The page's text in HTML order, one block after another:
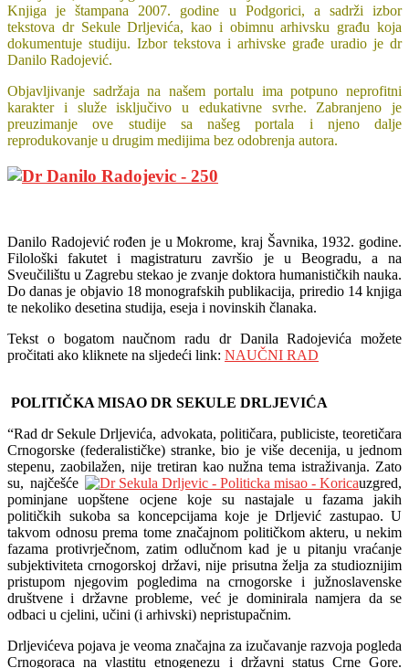
Knjiga je štampana 2007. godine u Podgorici, a sadrži izbor
tekstova dr Sekule Drljevića, kao i obimnu arhivsku građu koja
dokumentuje studiju. Izbor tekstova i arhivske građe uradio je dr
Danilo Radojević.
Objavljivanje sadržaja na našem portalu ima potpuno neprofitni
karakter i služe isključivo u edukativne svrhe. Zabranjeno je
preuzimanje ove studije sa našeg portala i njeno dalje
reprodukovanje u drugim medijima bez odobrenja autora.
Danilo Radojević rođen je u Mokrome, kraj Šavnika, 1932. godine.
Filološki fakutet i magistraturu završio je u Beogradu, a na
Sveučilištu u Zagrebu stekao je zvanje doktora humanističkih nauka.
Do danas je objavio 18 monografskih publikacija, priredio 14 knjiga
te nekoliko desetina studija, eseja i novinskih članaka.
Tekst o bogatom naučnom radu dr Danila Radojevića možete
pročitati ako kliknete na sljedeći link: NAUČNI RAD
POLITIČKA MISAO DR SEKULE DRLJEVIĆA
“Rad dr Sekule Drljevića, advokata, političara, publiciste, teoretičara
Crnogorske (federalističke) stranke, bio je više decenija, u jednom
stepenu, zaobilažen, nije tretiran kao nužna tema istraživanja. Zato
su, najčešće
uzgred,
pominjane uopštene ocjene koje su nastajale u fazama jakih
političkih sukoba sa koncepcijama koje je Drljević zastupao. U
takvom odnosu prema tome značajnom političkom akteru, u nekim
fazama protivrječnom, zatim odlučnom kad je u pitanju vraćanje
subjektiviteta crnogorskoj državi, nije prisutna želja za studioznijim
pristupom njegovim pogledima na crnogorske i južnoslavenske
društvene i državne probleme, već je dominirala namjera da se
odbaci u cjelini, učini (i arhivski) nepristupačnim.
Drljevićeva pojava je veoma značajna za izučavanje razvoja pogleda
Crnogoraca na vlastitu etnogenezu i državni status Crne Gore.